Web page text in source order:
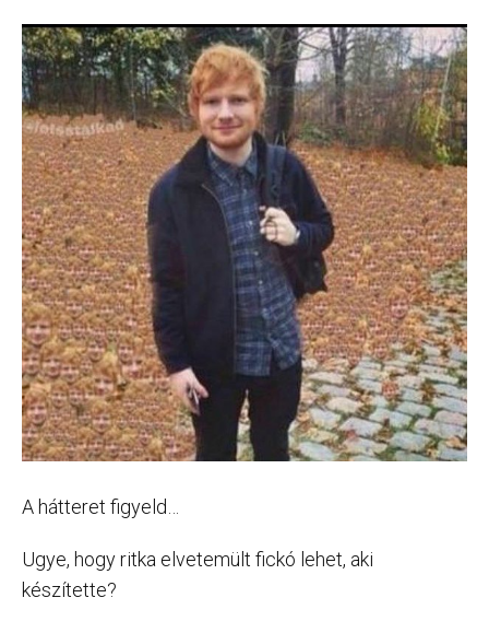
A hátteret figyeld…
Ugye, hogy ritka elvetemült fickó lehet, aki
készítette?